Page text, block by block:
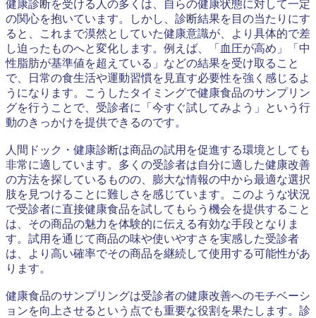
健康診断を受ける人の多くは、自らの健康状態に対して一定
の関心を抱いています。しかし、診断結果を目の当たりにす
ると、これまで漠然としていた健康意識が、より具体的で差
し迫ったものへと変化します。例えば、「血圧が高め」「中
性脂肪が基準値を超えている」などの結果を受け取ること
で、日常の食生活や運動習慣を見直す必要性を強く感じるよ
うになります。こうしたタイミングで健康食品のサンプリン
グを行うことで、受診者に「今すぐ試してみよう」という行
動のきっかけを提供できるのです。
人間ドック・健康診断は商品の試用を促進する環境としても
非常に適しています。多くの受診者は自分に適した健康改善
の方法を探しているものの、膨大な情報の中から最適な選択
肢を見つけることに難しさを感じています。このような状況
で受診者に直接健康食品を試してもらう機会を提供すること
は、その商品の魅力を体験的に伝える有効な手段となりま
す。試用を通じて商品の味や使いやすさを実感した受診者
は、より高い確率でその商品を継続して使用する可能性があ
ります。
健康食品のサンプリングは受診者の健康改善へのモチベーシ
ョンを向上させるという点でも重要な役割を果たします。診